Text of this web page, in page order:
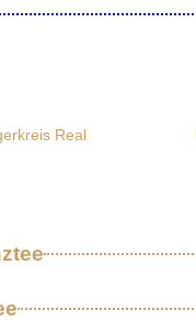
Real